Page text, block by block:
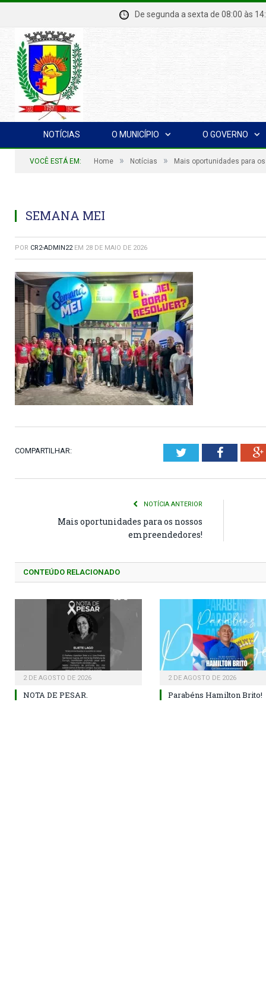
De segunda a sexta de 08:00
NOTÍCIAS O MUNICÍPIO O GOVERNO
VOCÊ ESTÁ EM: Home » Notícias » Mais oportunidades para
SEMANA MEI
POR CR2-ADMIN22 EM 28 DE MAIO DE 2026
COMPARTILHAR: Twitter
NOTÍCIA ANTERIOR
Mais oportunidades para os nossos
empreendedores!
CONTEÚDO RELACIONADO
2 DE AGOSTO DE 2026
NOTA DE PESAR.
2 DE AGOSTO DE 2026
Parabéns Hamilton Brito!